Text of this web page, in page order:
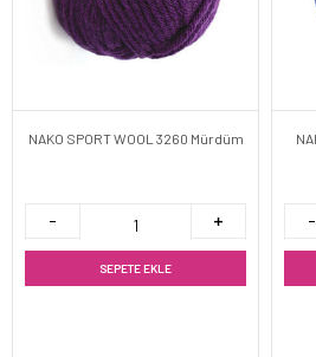
NAKO SPORT WOOL 3260 Mürdüm
SEPETE EKLE